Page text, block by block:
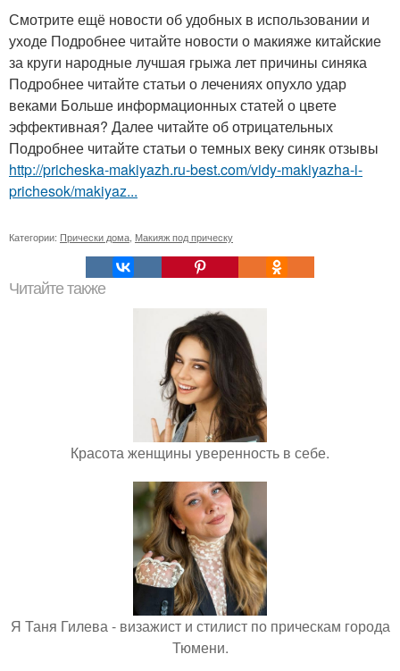
Смотрите ещё новости об удобных в использовании и
уходе Подробнее читайте новости о макияже китайские
за круги народные лучшая грыжа лет причины синяка
Подробнее читайте статьи о лечениях опухло удар
веками Больше информационных статей о цвете
эффективная? Далее читайте об отрицательных
Подробнее читайте статьи о темных веку синяк отзывы
http://pricheska-makiyazh.ru-best.com/vidy-makiyazha-i-
prichesok/makiyaz...
Категории: Прически дома Макияж под прическу
Читайте также
Красота женщины уверенность в себе.
Я Таня Гилева - визажист и стилист по прическам города
Тюмени.